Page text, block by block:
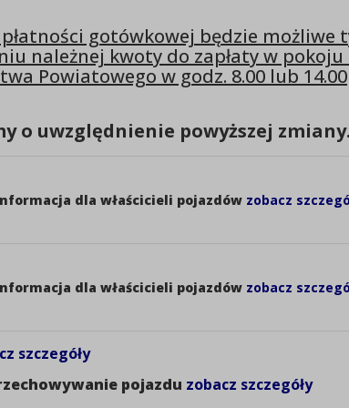
Specjalista
Powiatowym
utworzenia:
24-04-2024
MĄKOWSKA 24.04.2024.pdf (273,65KB)
gotówkowej będzie możliwe
należnej kwoty do zapłaty w pokoju
Powiatowego w godz. 8.00 lub 14.00
o uwzględnienie powyższej zmiany.
dla właścicieli pojazdów zobacz
dla właścicieli pojazdów zobacz
szczegóły
pojazdu zobacz szczegóły